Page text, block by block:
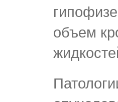
объем